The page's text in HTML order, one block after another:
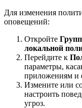
Для изменения
оповещений:
Откройте
локальной
Перейдите к
параметры,
приложениям и
Измените или
настроить
угроз.